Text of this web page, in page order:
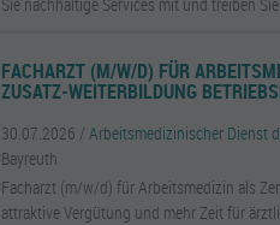
FACHARZT (M/W/D) FÜR
ZUSATZ-WEITERBILDUNG
30.07.2026 /Arbeitsmedizinischer Dienst
Bayreuth
Facharzt (m/w/d) für Arbeitsmedizin als
attraktive Vergütung und mehr Zeit für